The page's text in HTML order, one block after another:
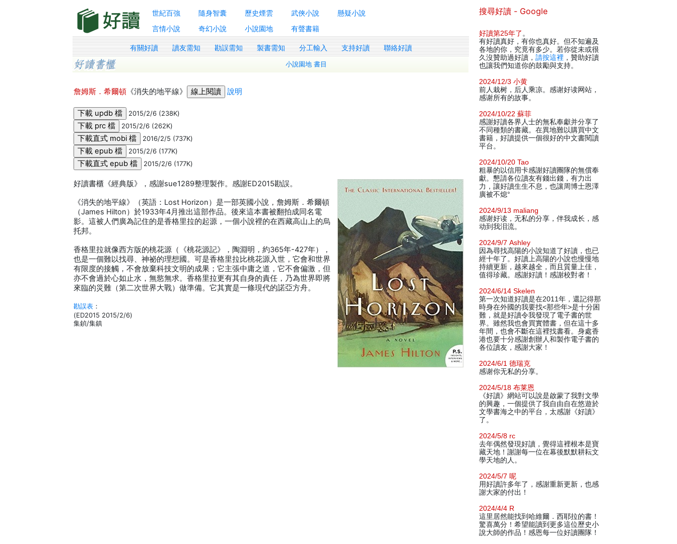
世紀百強 隨身智囊 歷史煙雲 武俠小說
懸疑小說
言情小說
奇幻小說 小說園地 有聲書籍
有關好讀 讀友需知 勘誤需知 製書需知 分工輸入 支持好讀 聯絡好讀
小說園地 書目
詹姆斯．希爾頓 《消失的地平線》 說明
2015/2/6 (238K)
2015/2/6 (262K)
2016/2/5 (737K)
2015/2/6 (177K)
2015/2/6 (177K)
好讀書櫃《經典版》，感謝sue1289整理製作。感謝ED2015勘誤。
《消失的地平線》（英語：Lost Horizon）是一部英國小說，詹姆斯．希爾頓
（James Hilton）於1933年4月推出這部作品。後來這本書被翻拍成同名電
影。這被人們廣為記住的是香格里拉的起源，一個小說裡的在西藏高山上的烏
托邦。
香格里拉就像西方版的桃花源（《桃花源記》，陶淵明，約365年-427年），
也是一個難以找尋、神祕的理想國。可是香格里拉比桃花源入世，它會和世界
有限度的接觸，不會放棄科技文明的成果；它主張中庸之道，它不會偏激，但
亦不會過於心如止水，無慾無求。香格里拉更有其自身的責任，乃為世界即將
來臨的災難（第二次世界大戰）做準備。它其實是一條現代的諾亞方舟。
勘誤表 ：
(ED2015 2015/2/6)
集鍞/集鎮
搜尋好讀 - Google
好讀第25年了 。
有好讀真好，有你也真好。但不知遍及
各地的你，究竟有多少。若你從未或很
久沒贊助過好讀， 請按這裡 ，贊助好讀
也讓我們知道你的鼓勵與支持。
2024/12/3 小黄
前人栽树，后人乘凉。感谢好读网站，
感谢所有的故事。
2024/10/22 蘇菲
感謝好讀各界人士的無私奉獻并分享了
不同種類的書藏。在異地難以購買中文
書籍，好讀提供一個很好的中文書閱讀
平台。
2024/10/20 Tao
粗暴的以信用卡感謝好讀團隊的無償奉
獻。懇請各位讀友有錢出錢，有力出
力，讓好讀生生不息，也讓周博士恩澤
廣被不熄°
2024/9/13 maliang
感谢好读，无私的分享，伴我成长，感
动到我泪流。
2024/9/7 Ashley
因為尋找高陽的小說知道了好讀，也已
經十年了。好讀上高陽的小說也慢慢地
持續更新，越來越全，而且質量上佳，
值得珍藏。感謝好讀！感謝校對者！
2024/6/14 Skelen
第一次知道好讀是在2011年，還記得那
時身在外國的我要找<那些年>是十分困
難，就是好讀令我發現了電子書的世
界。雖然我也會買實體書，但在這十多
年間，也會不斷在這裡找書看。身處香
港也要十分感謝創辦人和製作電子書的
各位讀友，感謝大家！
2024/6/1 德瑞克
感谢你无私的分享。
2024/5/18 布莱恩
《好讀》網站可以說是啟蒙了我對文學
的興趣，一個提供了我自由自在悠遊於
文學書海之中的平台，太感謝《好讀》
了。
2024/5/8 rc
去年偶然發現好讀，覺得這裡根本是寶
藏天地！謝謝每一位在幕後默默耕耘文
學天地的人。
2024/5/7 呢
用好讀許多年了，感謝重新更新，也感
謝大家的付出！
2024/4/4 R
這里居然能找到哈維爾．西耶拉的書！
驚喜萬分！希望能讀到更多這位歷史小
說大師的作品！感恩每一位好讀團隊！